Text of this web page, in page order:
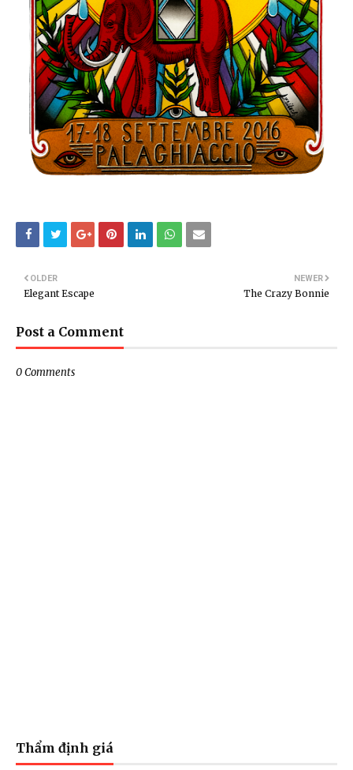
NEWER
The Crazy Bonnie
OLDER
Elegant Escape
Post a Comment
0 Comments
Thẩm định giá